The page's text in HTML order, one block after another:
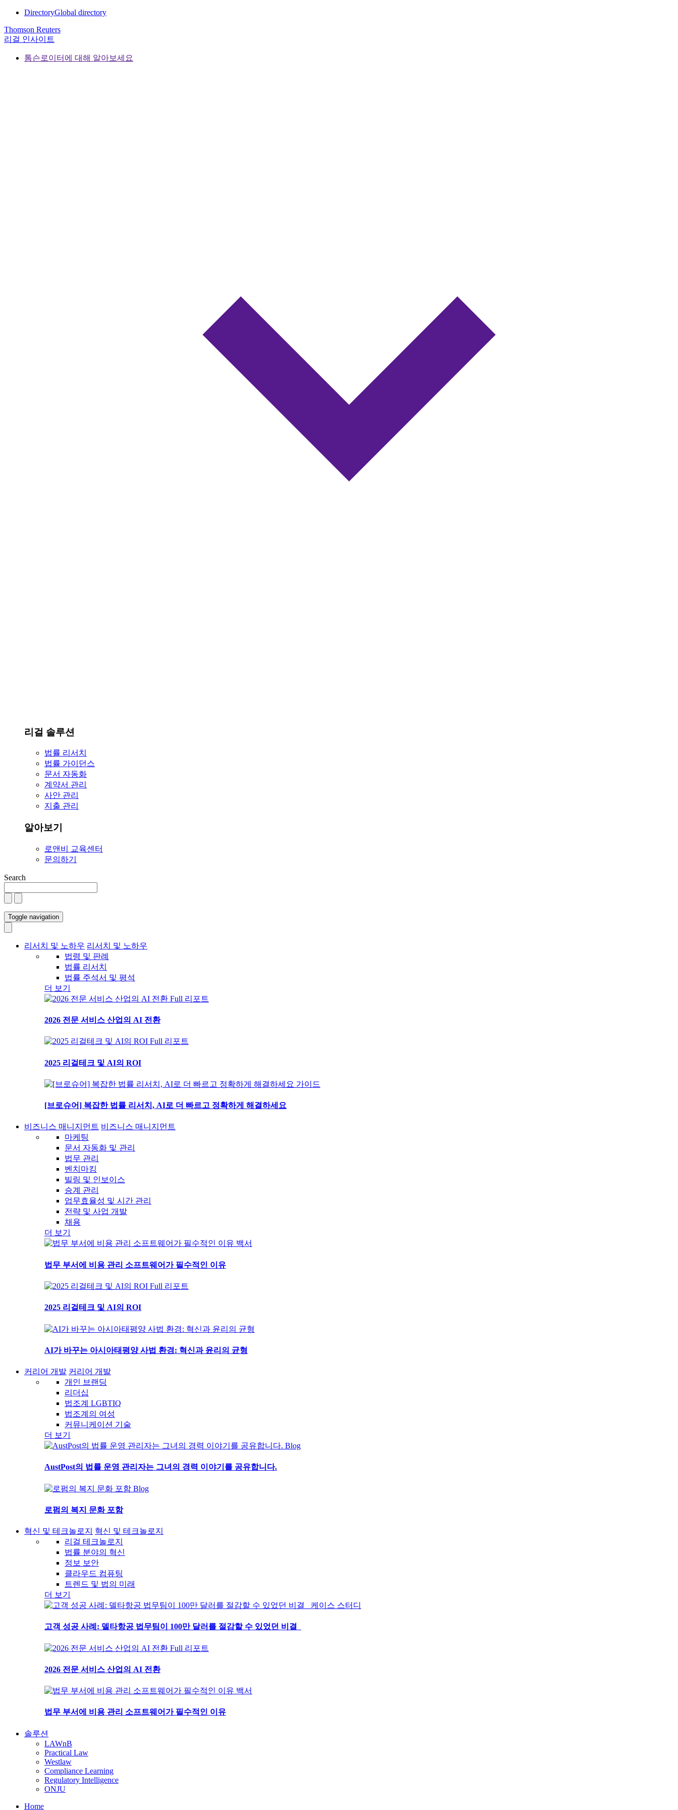
DirectoryGlobal directory
Thomson Reuters
리걸 인사이트
톰슨로이터에 대해 알아보세요
리걸 솔루션
법률 리서치
법률 가이던스
문서 자동화
계약서 관리
사안 관리
지출 관리
알아보기
로앤비 교육센터
문의하기
Search
Toggle navigation
리서치 및 노하우 리서치 및 노하우
법령 및 판례
법률 리서치
법률 주석서 및 평석
더 보기
Full 리포트
2026 전문 서비스 산업의 AI 전환
Full 리포트
2025 리걸테크 및 AI의 ROI
가이드
[브로슈어] 복잡한 법률 리서치, AI로 더 빠르고 정확하게 해결하세요
비즈니스 매니지먼트 비즈니스 매니지먼트
마케팅
문서 자동화 및 관리
법무 관리
벤치마킹
빌링 및 인보이스
승계 관리
업무효율성 및 시간 관리
전략 및 사업 개발
채용
더 보기
백서
법무 부서에 비용 관리 소프트웨어가 필수적인 이유
Full 리포트
2025 리걸테크 및 AI의 ROI
AI가 바꾸는 아시아태평양 사법 환경: 혁신과 윤리의 균형
커리어 개발 커리어 개발
개인 브랜딩
리더십
법조계 LGBTIQ
법조계의 여성
커뮤니케이션 기술
더 보기
Blog
AustPost의 법률 운영 관리자는 그녀의 경력 이야기를 공유합니다.
Blog
로펌의 복지 문화 포함
혁신 및 테크놀로지
혁신 및 테크놀로지
리걸 테크놀로지
법률 분야의 혁신
정보 보안
클라우드 컴퓨팅
트렌드 및 법의 미래
더 보기
케이스 스터디
고객 성공 사례: 델타항공 법무팀이 100만 달러를 절감할 수 있었던 비결
Full 리포트
2026 전문 서비스 산업의 AI 전환
백서
법무 부서에 비용 관리 소프트웨어가 필수적인 이유
솔루션
LAWnB
Practical Law
Westlaw
Compliance Learning
Regulatory Intelligence
ONJU
Home